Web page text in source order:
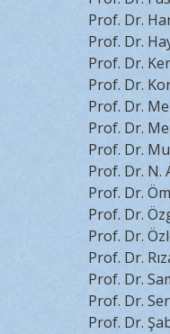
Prof. Dr.
Prof. Dr.
Prof. Dr.
Prof. Dr.
Prof. Dr.
Prof. Dr.
Prof. Dr.
Prof. Dr. N.
Prof. Dr.
Prof. Dr.
Prof. Dr.
Prof. Dr.
Prof. Dr.
Prof. Dr.
Prof. Dr.